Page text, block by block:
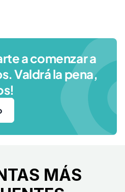
a comenzar a
Valdrá la pena,
MÁS